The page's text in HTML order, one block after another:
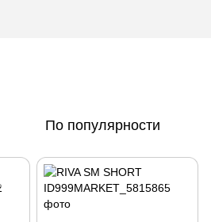
По популярности